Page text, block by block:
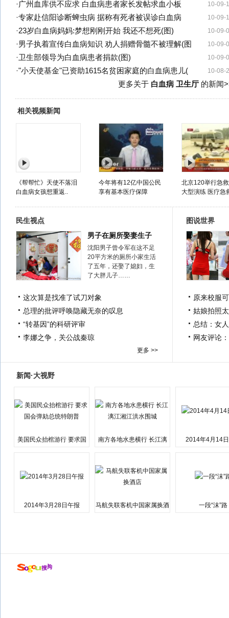
10-09-
·广州血库供不应求 白血病患者家长发帖求血小板
10-09-
·专家赴信阳诊断蜱虫病 据称有死者被误诊白血病
10-09-
·23岁白血病妈妈:梦想刚刚开始 我还不想死(图)
10-09-
·男子执着宣传白血病知识 劝人捐赠骨髓不被理解(图
10-09-
·卫生部领导为白血病患者捐款(图)
10-08-
·"小天使基金"已资助1615名贫困家庭的白血病患儿(
更多关于 白血病 卫生厅的新闻
相关视频新闻
《帮帮忙》天使不落泪
白血病女孩想重返..
今年将有12亿中国公民
享有基本医疗保障
北京120举行急
大型演练 医疗急
民生视点
男子在厕所娶妻生子
沈阳男子曾令军在这不足
20平方米的厕所小家生活
了五年，还娶了媳妇，生
了大胖儿子……
这次算是找准了试刀对象
总理的批评呼唤隐藏无奈的叹息
“转基因”的科研评审
李娜之争，关公战秦琼
更多 >>
图说世界
原来校服
姑娘拍照
总结：女
网友评论
新闻·大视野
美国民众抬棺游行 要求国
南方各地水患横行 长江漓
2014年4月14
2014年3月28日午报
马航失联客机中国家属换酒
一段“沫”路